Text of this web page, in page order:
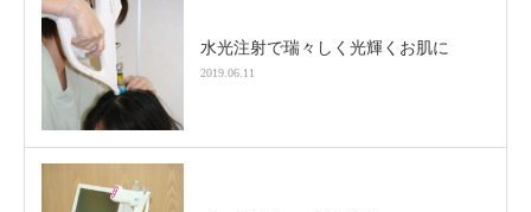
水光注射で瑞々しく光輝くお肌に
2019.06.11